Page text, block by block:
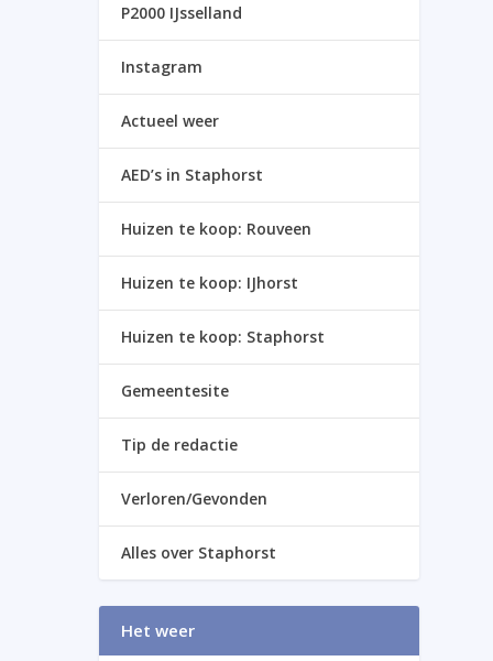
P2000 IJsselland
Instagram
Actueel weer
AED’s in Staphorst
Huizen te koop: Rouveen
Huizen te koop: IJhorst
Huizen te koop: Staphorst
Gemeentesite
Tip de redactie
Verloren/Gevonden
Alles over Staphorst
Het weer